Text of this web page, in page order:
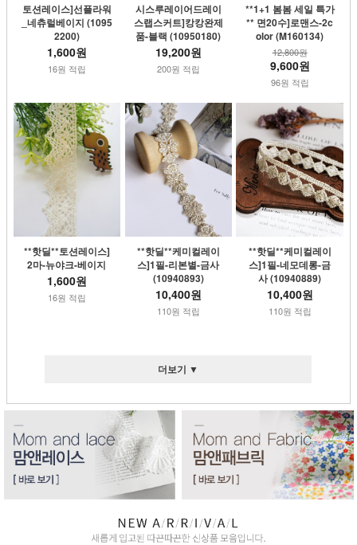
토션레이스]선플라워
_네츄럴베이지 (1095
2200)
1,600원
16원 적립
시스루레이어드레이
스랩스커트]캉캉완제
품-블랙 (10950180)
19,200원
200원 적립
**1+1 봄봄 세일 특가
** 면20수]로맨스-2c
olor (M160134)
12,800원
9,600원
96원 적립
**핫딜**토션레이스]
2마-뉴야크-베이지
1,600원
16원 적립
**핫딜**케미컬레이
스]1필-리본별-금사
(10940893)
10,400원
110원 적립
**핫딜**케미컬레이
스]1필-네모데롱-금
사 (10940889)
10,400원
110원 적립
더보기 ▼